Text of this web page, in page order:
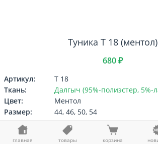
Туника Т 18 (ментол)
680 ₽
Артикул:
Т 18
Ткань:
Далгыч (95%-полиэстер, 5%-
Цвет:
Ментол
Размер:
44, 46, 50, 54
Выберите